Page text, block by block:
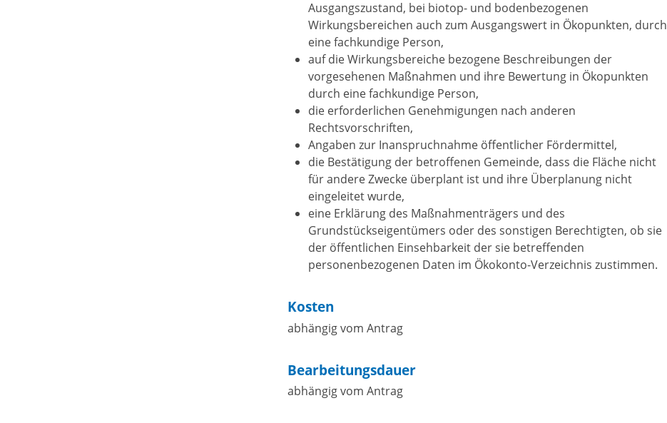
Ausgangszustand, bei biotop- und bodenbezogenen
Wirkungsbereichen auch zum Ausgangswert in Ökopunkten, durch
eine fachkundige Person,
auf die Wirkungsbereiche bezogene Beschreibungen der
vorgesehenen Maßnahmen und ihre Bewertung in Ökopunkten
durch eine fachkundige Person,
die erforderlichen Genehmigungen nach anderen
Rechtsvorschriften,
Angaben zur Inanspruchnahme öffentlicher Fördermittel,
die Bestätigung der betroffenen Gemeinde, dass die Fläche nicht
für andere Zwecke überplant ist und ihre Überplanung nicht
eingeleitet wurde,
eine Erklärung des Maßnahmenträgers und des
Grundstückseigentümers oder des sonstigen Berechtigten, ob sie
der öffentlichen Einsehbarkeit der sie betreffenden
personenbezogenen Daten im Ökokonto-Verzeichnis zustimmen.
Kosten
abhängig vom Antrag
Bearbeitungsdauer
abhängig vom Antrag